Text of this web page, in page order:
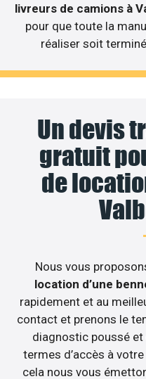
livreurs de camions à
pour que toute la
réaliser soit
Un devis
gratuit
de
Nous vous
location d’une
rapidement et au
contact et prenons le
diagnostic poussé
termes d’accès à
cela nous vous